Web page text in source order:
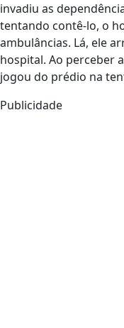
invadiu as
tentando contê-lo, o
ambulâncias. Lá, ele
hospital. Ao perceber
jogou do prédio na
Publicidade